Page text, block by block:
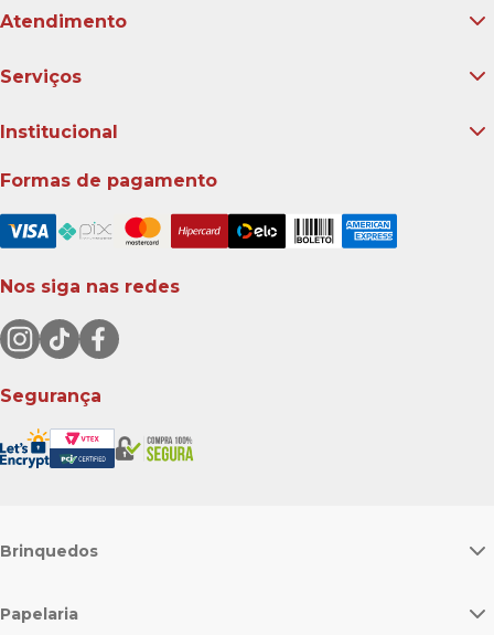
Atendimento
Serviços
Institucional
Formas de pagamento
Nos siga nas redes
Segurança
Brinquedos
Papelaria